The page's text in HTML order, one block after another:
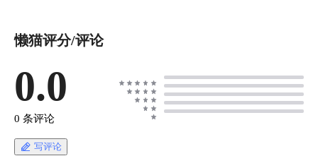
懒猫评分/评论
0.0
0 条评论
写评论